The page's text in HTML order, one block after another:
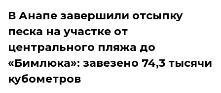
В Анапе завершили отсыпку
песка на участке от
центрального пляжа до
«Бимлюка»: завезено 74,3 тысячи
кубометров